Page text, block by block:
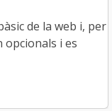
amb
públics
GOV/198/2026, de
el nou model de
de la web i, per
opcionals i es